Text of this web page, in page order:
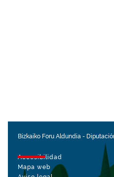
Bizkaiko Foru Aldundia -
Accesibilidad
Mapa web